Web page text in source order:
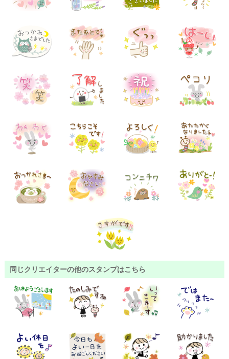
同じクリエイターの他のスタンプはこちら